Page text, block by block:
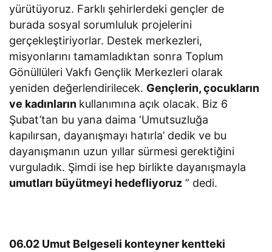
yürütüyoruz. Farklı şehirlerdeki gençler de
burada sosyal sorumluluk projelerini
gerçekleştiriyorlar. Destek merkezleri,
misyonlarını tamamladıktan sonra Toplum
Gönüllüleri Vakfı Gençlik Merkezleri olarak
yeniden değerlendirilecek. Gençlerin, çocukların
ve kadınların kullanımına açık olacak. Biz 6
Şubat’tan bu yana daima ‘Umutsuzluğa
kapılırsan, dayanışmayı hatırla’ dedik ve bu
dayanışmanın uzun yıllar sürmesi gerektiğini
vurguladık. Şimdi ise hep birlikte dayanışmayla
umutları büyütmeyi hedefliyoruz ” dedi.
06.02 Umut Belgeseli konteyner kentteki